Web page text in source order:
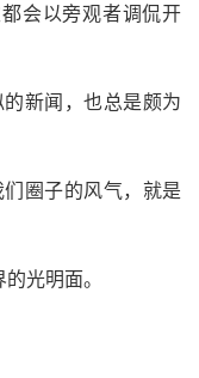
会以旁观者调侃开
新闻，也总是颇为
圈子的风气，就是
光明面。